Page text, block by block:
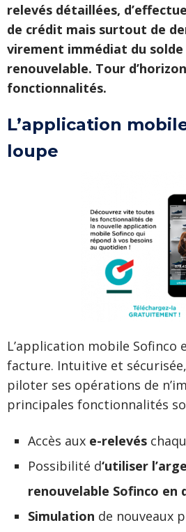
relevés détaillées,
de crédit mais surtout de
virement immédiat du
renouvelable. Tour
fonctionnalités.
L’application
loupe
L’application mobile Sofinco
facture. Intuitive et
piloter ses opérations de
principales fonctionnalités
Accès aux e-relevés
Possibilité d‘utiliser
renouvelable Sofinco en
Simulation de nouveaux